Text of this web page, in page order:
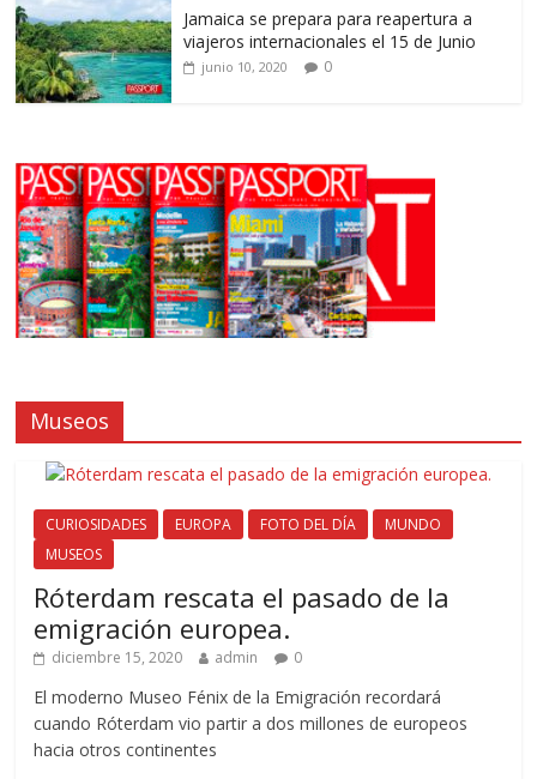
Jamaica se prepara para reapertura a
viajeros internacionales el 15 de Junio
junio 10, 2020 0
Museos
CURIOSIDADES EUROPA FOTO DEL DÍA
MUNDO
MUSEOS
Róterdam rescata el pasado de la
emigración europea.
diciembre 15, 2020 admin 0
El moderno Museo Fénix de la Emigración recordará
cuando Róterdam vio partir a dos millones de europeos
hacia otros continentes